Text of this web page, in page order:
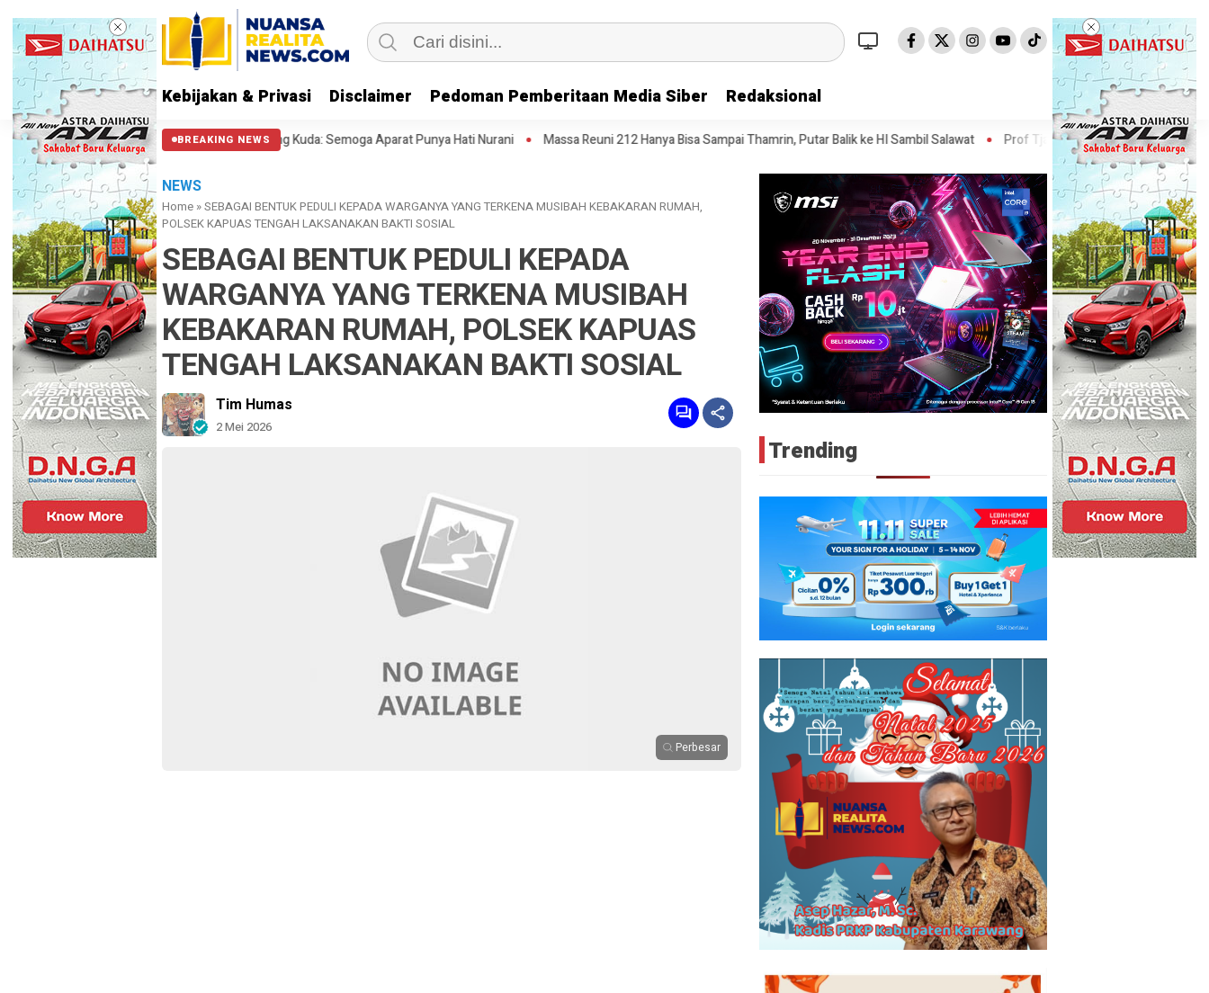
Kebijakan & Privasi Disclaimer Pedoman Pemberitaan Media Siber Redaksional
BREAKING NEWS
Polisi Halangi Massa di Patung Kuda: Semoga Aparat Punya Hati Nurani Massa Reuni 212 Hanya Bisa Sampai Thamrin, Putar Balik ke HI Sambil Salawat Prof Tjandra: Varian Omicron Mungkin Berdampak pada
NEWS
Home »SEBAGAI BENTUK PEDULI KEPADA WARGANYA YANG TERKENA MUSIBAH KEBAKARAN RUMAH,
POLSEK KAPUAS TENGAH LAKSANAKAN BAKTI SOSIAL
SEBAGAI BENTUK PEDULI KEPADA
WARGANYA YANG TERKENA MUSIBAH
KEBAKARAN RUMAH, POLSEK KAPUAS
TENGAH LAKSANAKAN BAKTI SOSIAL
Tim Humas
2 Mei 2026
Perbesar
Trending